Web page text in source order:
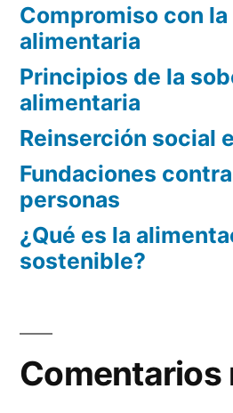
Compromiso con
alimentaria
Principios de la
alimentaria
Reinserción social
Fundaciones
personas
¿Qué es la
sostenible?
Comentarios